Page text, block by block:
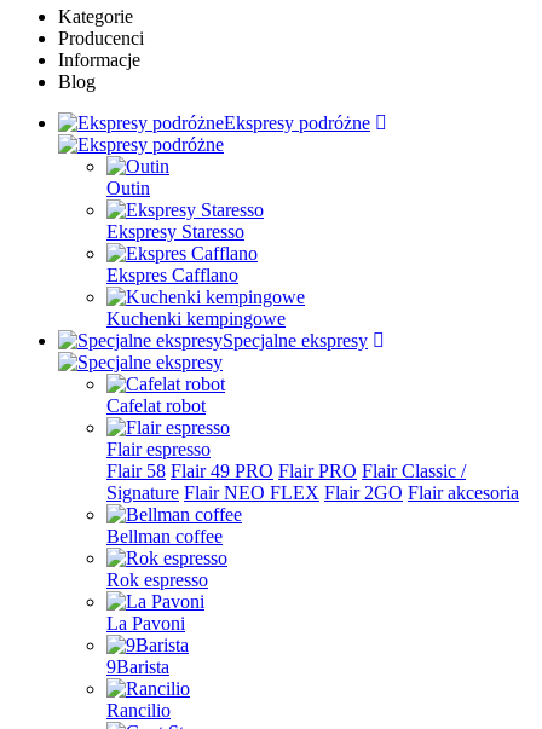
Kategorie
Producenci
Informacje
Blog
Ekspresy podróżne
Outin
Ekspresy Staresso
Ekspres Cafflano
Kuchenki kempingowe
Specjalne ekspresy
Cafelat robot
Flair espresso
Flair 58 Flair 49 PRO Flair PRO Flair Classic /
Signature Flair NEO FLEX Flair 2GO Flair akcesoria
Bellman coffee
Rok espresso
La Pavoni
9Barista
Rancilio